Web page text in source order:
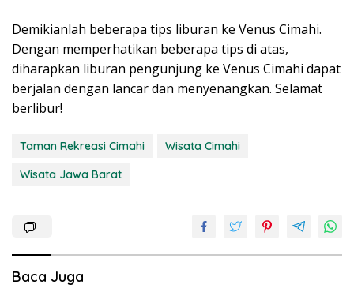
Demikianlah beberapa tips liburan ke Venus Cimahi.
Dengan memperhatikan beberapa tips di atas,
diharapkan liburan pengunjung ke Venus Cimahi dapat
berjalan dengan lancar dan menyenangkan. Selamat
berlibur!
Taman Rekreasi Cimahi
Wisata Cimahi
Wisata Jawa Barat
Baca Juga